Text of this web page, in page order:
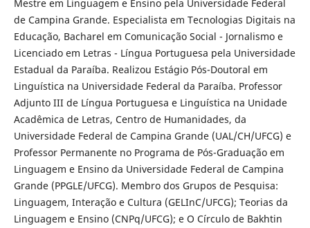
Mestre em Linguagem e Ensino pela Universidade Federal
de Campina Grande. Especialista em Tecnologias Digitais na
Educação, Bacharel em Comunicação Social - Jornalismo e
Licenciado em Letras - Língua Portuguesa pela Universidade
Estadual da Paraíba. Realizou Estágio Pós-Doutoral em
Linguística na Universidade Federal da Paraíba. Professor
Adjunto III de Língua Portuguesa e Linguística na Unidade
Acadêmica de Letras, Centro de Humanidades, da
Universidade Federal de Campina Grande (UAL/CH/UFCG) e
Professor Permanente no Programa de Pós-Graduação em
Linguagem e Ensino da Universidade Federal de Campina
Grande (PPGLE/UFCG). Membro dos Grupos de Pesquisa:
Linguagem, Interação e Cultura (GELInC/UFCG); Teorias da
Linguagem e Ensino (CNPq/UFCG); e O Círculo de Bakhtin